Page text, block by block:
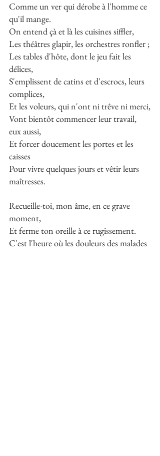
Comme un ver qui dérobe à l'homme ce
qu'il mange.
On entend çà et là les cuisines siffler,
Les théâtres glapir, les orchestres ronfler ;
Les tables d'hôte, dont le jeu fait les
délices,
S'emplissent de catins et d'escrocs, leurs
complices,
Et les voleurs, qui n'ont ni trêve ni merci,
Vont bientôt commencer leur travail,
eux aussi,
Et forcer doucement les portes et les
caisses
Pour vivre quelques jours et vêtir leurs
maîtresses.
Recueille-toi, mon âme, en ce grave
moment,
Et ferme ton oreille à ce rugissement.
C'est l'heure où les douleurs des malades